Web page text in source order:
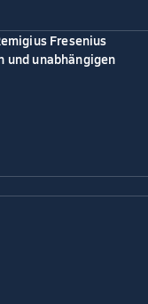
Fresenius
und unabhängigen